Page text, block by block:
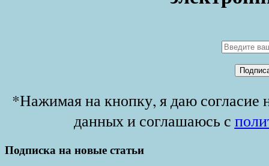
*Нажимая на кнопку, я даю согласие
данных и соглашаюсь с
Подписка на новые статьи